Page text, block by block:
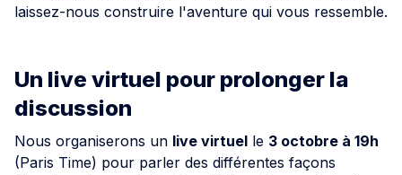
laissez-nous construire l'aventure qui vous ressemble.
Un live virtuel pour prolonger la
discussion
Nous organiserons un live virtuel le 3 octobre à 19h
(Paris Time) pour parler des différentes façons